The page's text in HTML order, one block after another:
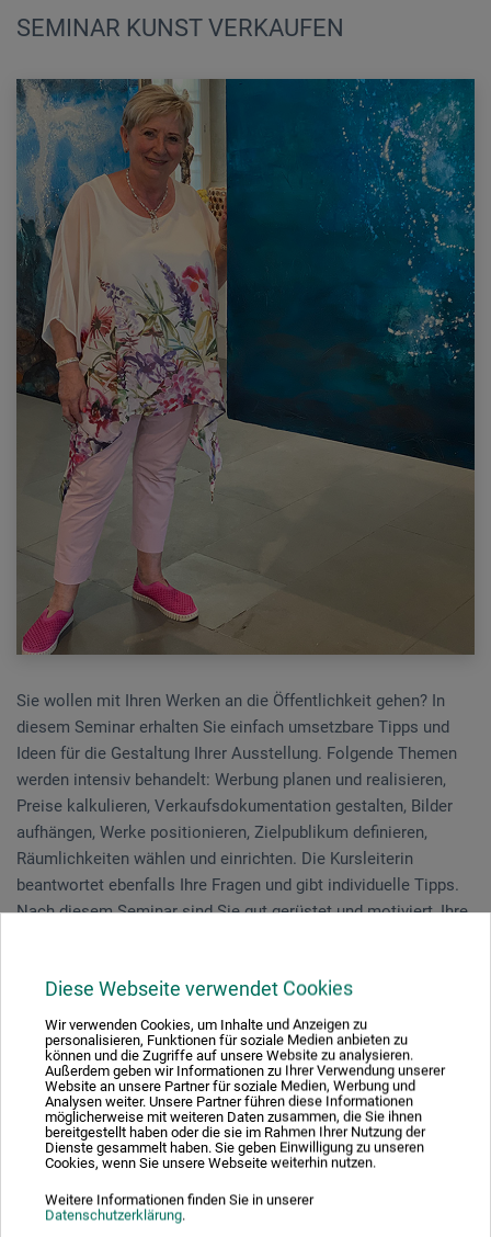
Diese Webseite verwendet Cookies
Wir verwenden Cookies, um Inhalte und Anzeigen zu
personalisieren, Funktionen für soziale Medien anbieten zu
können und die Zugriffe auf unsere Website zu analysieren.
Außerdem geben wir Informationen zu Ihrer Verwendung unserer
Website an unsere Partner für soziale Medien, Werbung und
Analysen weiter. Unsere Partner führen diese Informationen
möglicherweise mit weiteren Daten zusammen, die Sie ihnen
bereitgestellt haben oder die sie im Rahmen Ihrer Nutzung der
Dienste gesammelt haben. Sie geben Einwilligung zu unseren
Cookies, wenn Sie unsere Webseite weiterhin nutzen.
Weitere Informationen finden Sie in unserer
Datenschutzerklärung.
SEMINAR KUNST VERKAUFEN
Sie wollen mit Ihren Werken an die Öffentlichkeit gehen? In
diesem Seminar erhalten Sie einfach umsetzbare Tipps und
Ideen für die Gestaltung Ihrer Ausstellung. Folgende Themen
werden intensiv behandelt: Werbung planen und realisieren,
Preise kalkulieren, Verkaufsdokumentation gestalten, Bilder
aufhängen, Werke positionieren, Zielpublikum definieren,
Räumlichkeiten wählen und einrichten. Die Kursleiterin
beantwortet ebenfalls Ihre Fragen und gibt individuelle Tipps.
Nach diesem Seminar sind Sie gut gerüstet und motiviert, Ihre
Sie bringen ein eigenes Kunstwerk mit.
Unterentfelden | 1 Tag 14.05.2024
Dienstag 09:00-16:30 Uhr
DAS SEMINAR IST AUSGEBUCHT.
Wir führen eine Warteliste, schreiben Sie uns eineNachricht
oder rufen Sie uns an.
Inge Louvenhat das Handwerkzeug zum erfolgreichen